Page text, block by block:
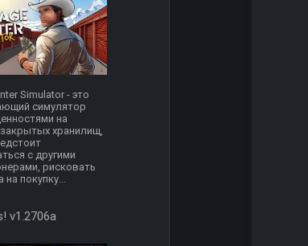
Simulator - это
симулятор
на
закрытых хранилищ,
с другими
рисковать
на покупку...
v1.2706a